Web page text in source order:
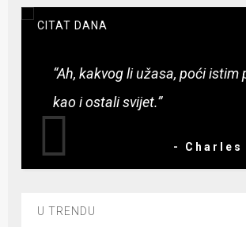
CITAT DANA
“Ah, kakvog li užasa, poći istim
kao i ostali svijet.”
- Charles
U TRENDU